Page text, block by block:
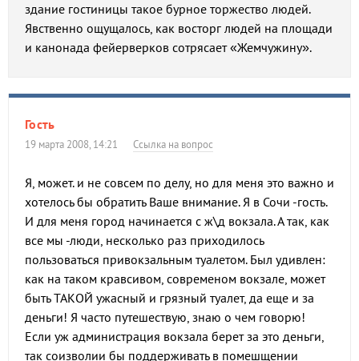
здание гостиницы такое бурное торжество людей.
Явственно ощущалось, как восторг людей на площади
и канонада фейерверков сотрясает «Жемчужину».
Гость
19 марта 2008, 14:21 Ссылка на вопрос
Я, может. и не совсем по делу, но для меня это важно и
хотелось бы обратить Ваше внимание. Я в Сочи -гость.
И для меня город начинается с ж\д вокзала. А так, как
все мы -люди, несколько раз приходилось
пользоваться привокзальным туалетом. Был удивлен:
как на таком кравсивом, современом вокзале, может
быть ТАКОЙ ужасный и грязный туалет, да еще и за
деньги! Я часто путешествую, знаю о чем говорю!
Если уж администрация вокзала берет за это деньги,
так соизволии бы поддерживать в помешщении